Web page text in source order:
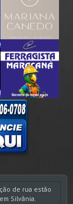
de rua estão
Silvânia.